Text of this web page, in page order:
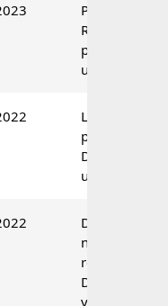
Pedidos de
Retificação
providos à
unanimidade.
Lançamento
procedente.
Decisão
unânime.
Decadência
não
reconhecida.
Decisão pelo
voto de